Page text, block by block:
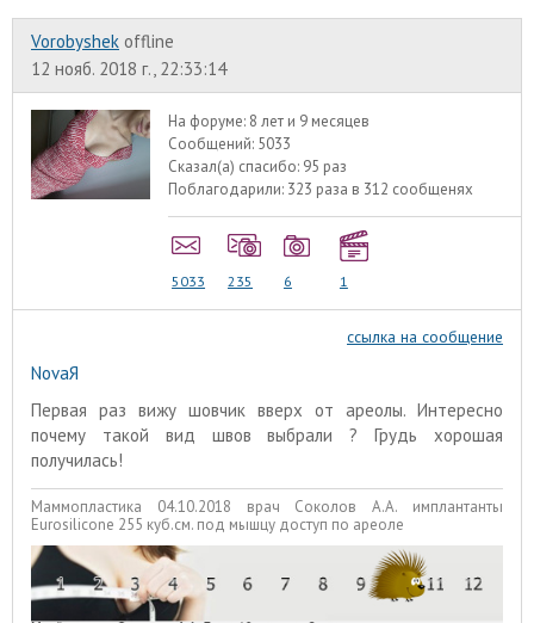
Vorobyshek offline
12 нояб. 2018 г., 22:33:14
На форуме: 8 лет и 9 месяцев
Сообщений: 5033
Сказал(а) спасибо: 95 раз
Поблагодарили: 323 раза в 312 сообщенях
5033 235 6 1
ссылка на сообщение
NovaЯ
Первая раз вижу шовчик вверх от ареолы. Интересно
почему такой вид швов выбрали ? Грудь хорошая
получилась!
Маммопластика 04.10.2018 врач Соколов А.А. имплантанты
Eurosilicone 255 куб.см. под мышцу доступ по ареоле